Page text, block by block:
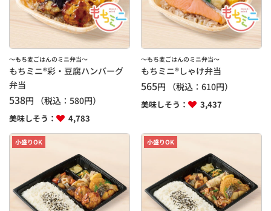
～もち麦ごはんのミニ弁当～
もちミニ®彩・豆腐ハンバーグ
弁当
538円 （税込： 580円）
美味しそう： 4,783
～もち麦ごはんのミニ弁当～
もちミニ®しゃけ弁当
565円 （税込：610円）
美味しそう： 3,437
小盛りOK 小盛りOK